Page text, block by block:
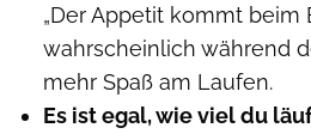
„Der Appetit kommt beim
wahrscheinlich während
mehr Spaß am Laufen.
Es ist egal, wie viel du